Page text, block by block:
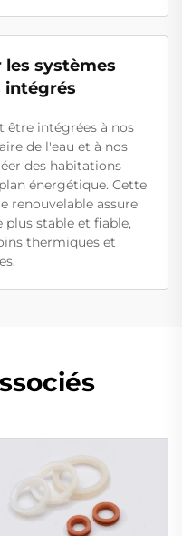
systèmes
intégrés
être intégrées à nos
de l'eau et à nos
des habitations
énergétique. Cette
renouvelable assure
stable et fiable,
thermiques et